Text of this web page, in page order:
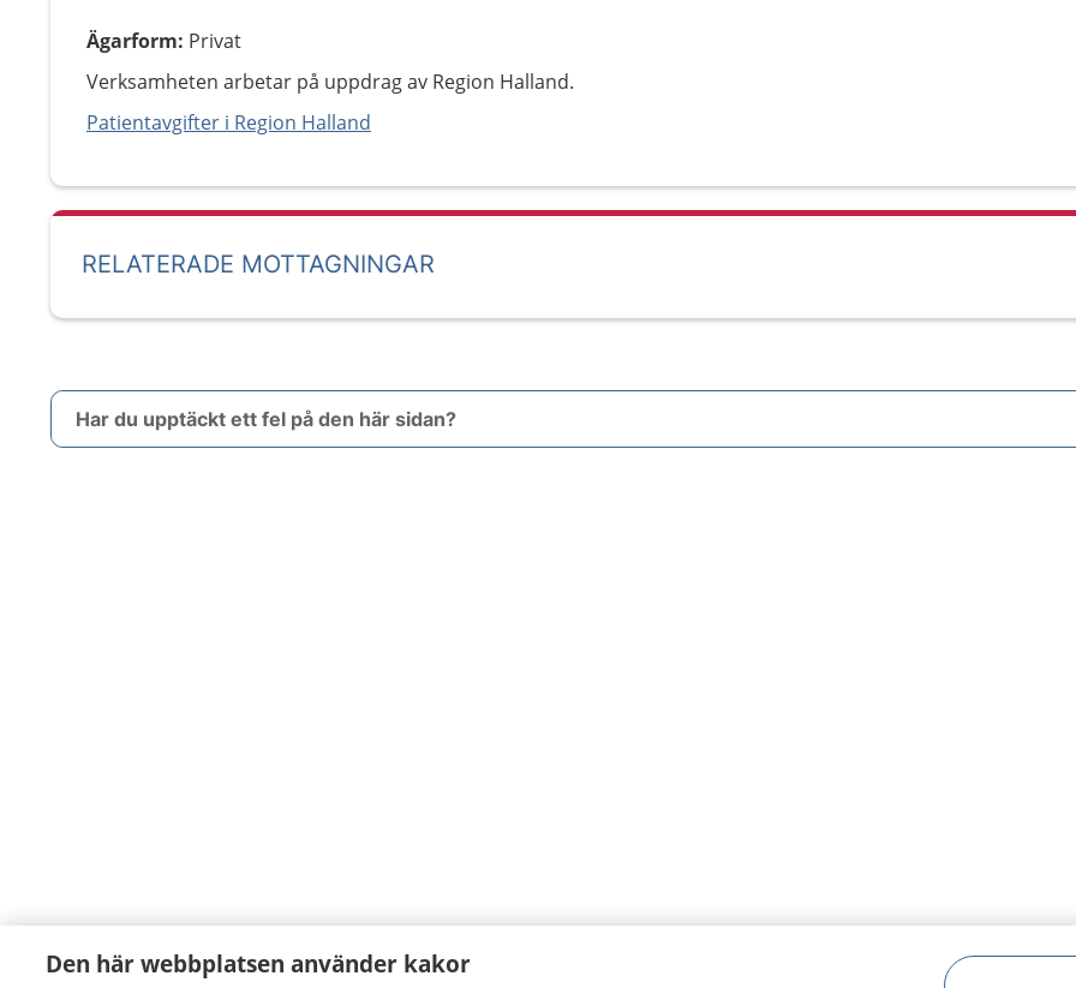
Ägarform: Privat
Verksamheten arbetar på uppdrag av Region Halland.
Patientavgifter i Region Halland
RELATERADE MOTTAGNINGAR
Har du upptäckt ett fel på den här sidan?
Den här webbplatsen använder kakor